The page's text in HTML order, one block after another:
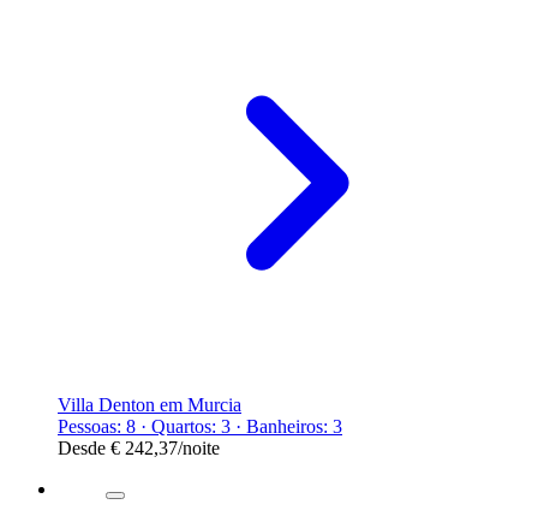
Villa Denton em Murcia
Pessoas: 8 · Quartos: 3 · Banheiros: 3
Desde € 242,37/noite